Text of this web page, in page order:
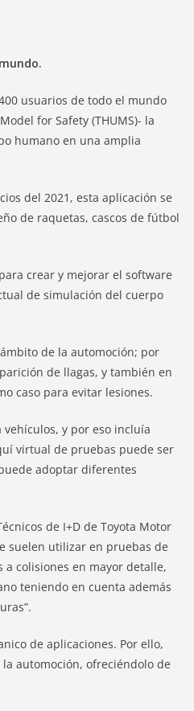
usuarios de todo el mundo
for Safety (THUMS)- la
humano en una amplia
del 2021, esta aplicación se
de raquetas, cascos de fútbol
crear y mejorar el software
de simulación del cuerpo
de la automoción; por
de llagas, y también en
caso para evitar lesiones.
y por eso incluía
virtual de pruebas puede ser
adoptar diferentes
de I+D de Toyota Motor
suelen utilizar en pruebas de
a colisiones en mayor detalle,
teniendo en cuenta además
de aplicaciones. Por ello,
automoción, ofreciéndolo de